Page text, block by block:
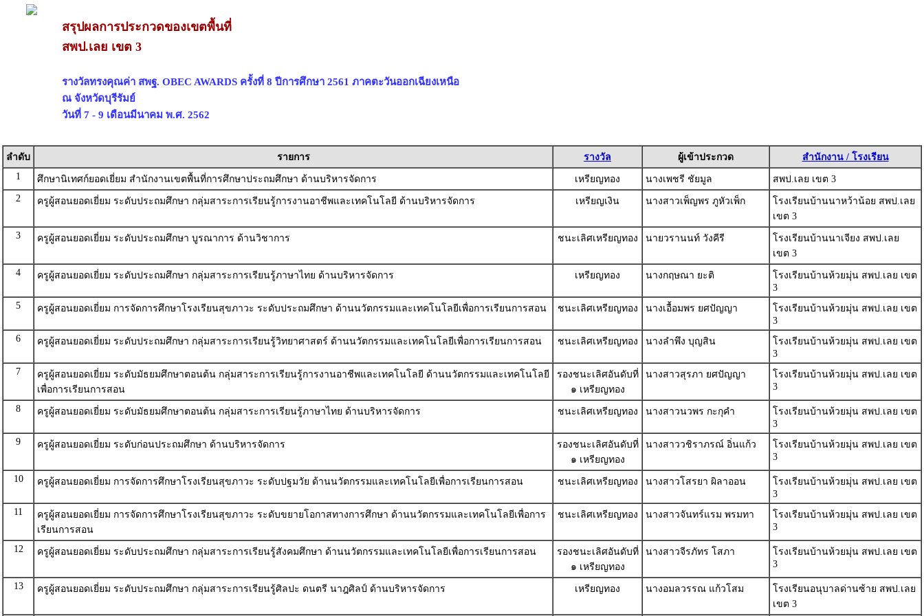
สรุปผลการประกวดของเขตพื้นที่
สพป.เลย เขต 3
รางวัลทรงคุณค่า สพฐ. OBEC AWARDS ครั้งที่ 8 ปีการศึกษา 2561 ภาคตะวันออกเฉียงเหนือ
ณ จังหวัดบุรีรัมย์
วันที่ 7 - 9 เดือนมีนาคม พ.ศ. 2562
ลำดับ รายการ รางวัล ผู้เข้าประกวด
สำนักงาน / โรงเรียน
1
ศึกษานิเทศก์ยอดเยี่ยม สำนักงานเขตพื้นที่การศึกษาประถมศึกษา ด้านบริหารจัดการ เหรียญทอง นางเพชรี ชัยมูล
สพป.เลย เขต 3
2
ครูผู้สอนยอดเยี่ยม ระดับประถมศึกษา กลุ่มสาระการเรียนรู้การงานอาชีพและเทคโนโลยี ด้านบริหารจัดการ เหรียญเงิน นางสาวเพ็ญพร ภูหัวเพ็ก
โรงเรียนบ้านนาหว้าน้อย สพป.เลย
เขต 3
3
ครูผู้สอนยอดเยี่ยม ระดับประถมศึกษา บูรณาการ ด้านวิชาการ ชนะเลิศเหรียญทอง นายวรานนท์ วังคีรี
โรงเรียนบ้านนาเจียง สพป.เลย
เขต 3
4
ครูผู้สอนยอดเยี่ยม ระดับประถมศึกษา กลุ่มสาระการเรียนรู้ภาษาไทย ด้านบริหารจัดการ เหรียญทอง นางกฤษณา ยะติ
โรงเรียนบ้านห้วยมุ่น สพป.เลย เขต
3
5
ครูผู้สอนยอดเยี่ยม การจัดการศึกษาโรงเรียนสุขภาวะ ระดับประถมศึกษา ด้านนวัตกรรมและเทคโนโลยีเพื่อการเรียนการสอน ชนะเลิศเหรียญทอง นางเอื้อมพร ยศปัญญา
โรงเรียนบ้านห้วยมุ่น สพป.เลย เขต
3
6
ครูผู้สอนยอดเยี่ยม ระดับประถมศึกษา กลุ่มสาระการเรียนรู้วิทยาศาสตร์ ด้านนวัตกรรมและเทคโนโลยีเพื่อการเรียนการสอน ชนะเลิศเหรียญทอง นางลำพึง บุญสิน
โรงเรียนบ้านห้วยมุ่น สพป.เลย เขต
3
7
ครูผู้สอนยอดเยี่ยม ระดับมัธยมศึกษาตอนต้น กลุ่มสาระการเรียนรู้การงานอาชีพและเทคโนโลยี ด้านนวัตกรรมและเทคโนโลยี
เพื่อการเรียนการสอน
รองชนะเลิศอันดับที่
๑ เหรียญทอง
นางสาวสุรภา ยศปัญญา
โรงเรียนบ้านห้วยมุ่น สพป.เลย เขต
3
8 ครูผู้สอนยอดเยี่ยม ระดับมัธยมศึกษาตอนต้น กลุ่มสาระการเรียนรู้ภาษาไทย ด้านบริหารจัดการ ชนะเลิศเหรียญทอง นางสาวนวพร กะกุคำ
โรงเรียนบ้านห้วยมุ่น สพป.เลย เขต
3
9
ครูผู้สอนยอดเยี่ยม ระดับก่อนประถมศึกษา ด้านบริหารจัดการ
รองชนะเลิศอันดับที่
๑ เหรียญทอง
นางสาววชิราภรณ์ อิ่นแก้ว
โรงเรียนบ้านห้วยมุ่น สพป.เลย เขต
3
10 ครูผู้สอนยอดเยี่ยม การจัดการศึกษาโรงเรียนสุขภาวะ ระดับปฐมวัย ด้านนวัตกรรมและเทคโนโลยีเพื่อการเรียนการสอน ชนะเลิศเหรียญทอง นางสาวโสรยา ผิลาออน
โรงเรียนบ้านห้วยมุ่น สพป.เลย เขต
3
11
ครูผู้สอนยอดเยี่ยม การจัดการศึกษาโรงเรียนสุขภาวะ ระดับขยายโอกาสทางการศึกษา ด้านนวัตกรรมและเทคโนโลยีเพื่อการ
เรียนการสอน
ชนะเลิศเหรียญทอง นางสาวจันทร์แรม พรมทา
โรงเรียนบ้านห้วยมุ่น สพป.เลย เขต
3
12 ครูผู้สอนยอดเยี่ยม ระดับประถมศึกษา กลุ่มสาระการเรียนรู้สังคมศึกษา ด้านนวัตกรรมและเทคโนโลยีเพื่อการเรียนการสอน
รองชนะเลิศอันดับที่
๑ เหรียญทอง
นางสาวจีรภัทร โสภา
โรงเรียนบ้านห้วยมุ่น สพป.เลย เขต
3
13 ครูผู้สอนยอดเยี่ยม ระดับประถมศึกษา กลุ่มสาระการเรียนรู้ศิลปะ ดนตรี นาฎศิลป์ ด้านบริหารจัดการ เหรียญทอง นางอมลวรรณ แก้วโสม
โรงเรียนอนุบาลด่านซ้าย สพป.เลย
เขต 3